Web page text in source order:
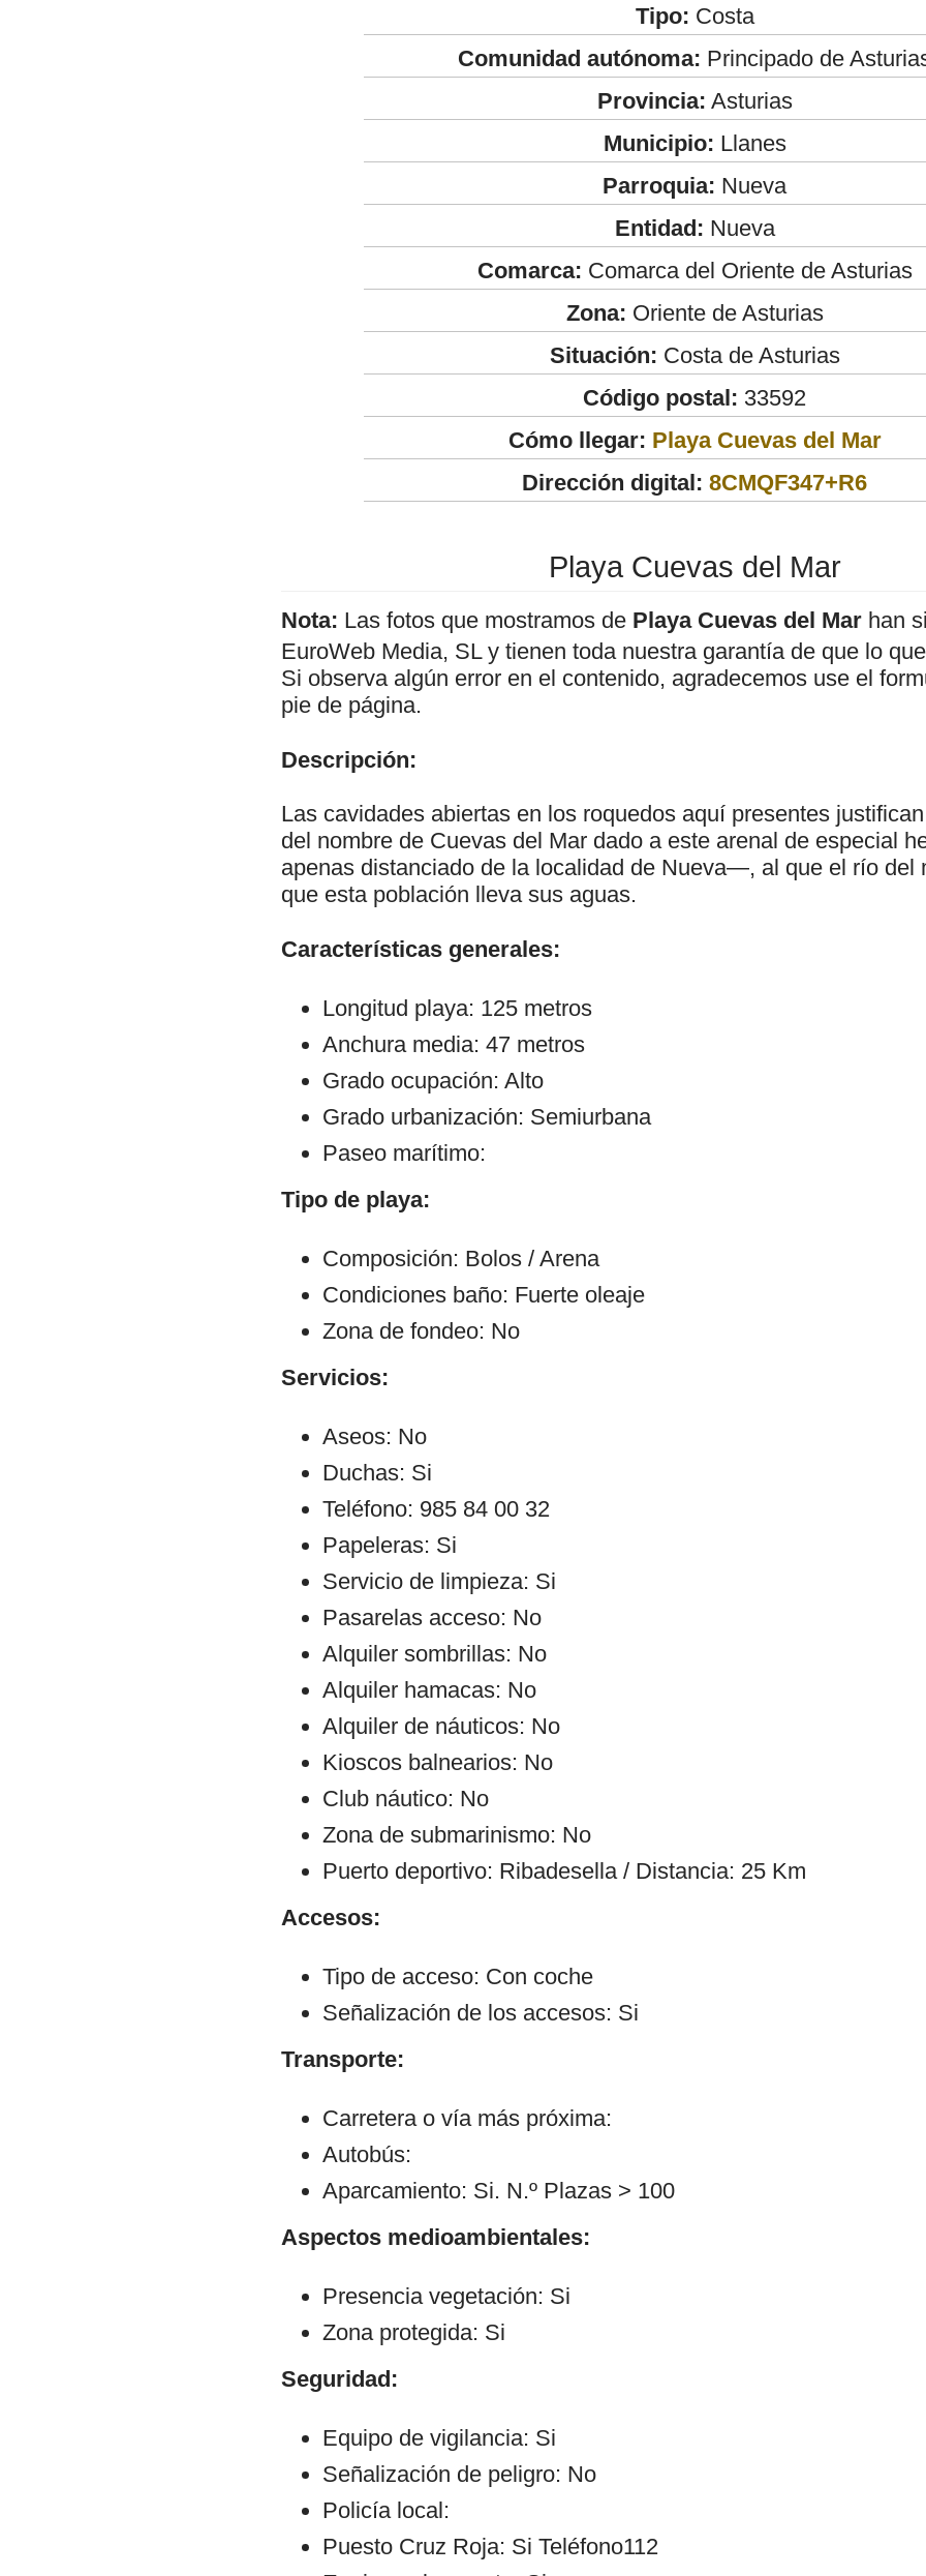
Tipo: Costa
Comunidad autónoma: Principado de
Provincia: Asturias
Municipio: Llanes
Parroquia: Nueva
Entidad: Nueva
Comarca: Comarca del Oriente de Asturias
Zona: Oriente de Asturias
Situación: Costa de Asturias
Código postal: 33592
Cómo llegar: Playa Cuevas del Mar
Dirección digital: 8CMQF347+R6
Playa Cuevas del Mar
Nota: Las fotos que mostramos de Playa Cuevas del Mar han
EuroWeb Media, SL y tienen toda nuestra garantía de que lo
Si observa algún error en el contenido, agradecemos use el
pie de página.
Descripción:
Las cavidades abiertas en los roquedos aquí presentes
del nombre de Cuevas del Mar dado a este arenal de especial
apenas distanciado de la localidad de Nueva—, al que el río del
que esta población lleva sus aguas.
Características generales:
Longitud playa: 125 metros
Anchura media: 47 metros
Grado ocupación: Alto
Grado urbanización: Semiurbana
Paseo marítimo:
Tipo de playa:
Composición: Bolos / Arena
Condiciones baño: Fuerte oleaje
Zona de fondeo: No
Servicios:
Aseos: No
Duchas: Si
Teléfono: 985 84 00 32
Papeleras: Si
Servicio de limpieza: Si
Pasarelas acceso: No
Alquiler sombrillas: No
Alquiler hamacas: No
Alquiler de náuticos: No
Kioscos balnearios: No
Club náutico: No
Zona de submarinismo: No
Puerto deportivo: Ribadesella / Distancia: 25 Km
Accesos:
Tipo de acceso: Con coche
Señalización de los accesos: Si
Transporte:
Carretera o vía más próxima:
Autobús:
Aparcamiento: Si. N.º Plazas > 100
Aspectos medioambientales:
Presencia vegetación: Si
Zona protegida: Si
Seguridad:
Equipo de vigilancia: Si
Señalización de peligro: No
Policía local:
Puesto Cruz Roja: Si Teléfono112